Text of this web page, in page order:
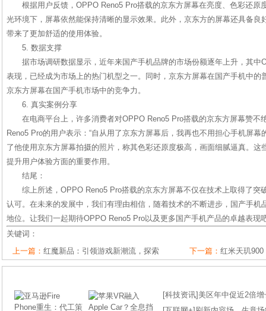
根据用户反馈，OPPO Reno5 Pro搭载的京东方屏幕在亮度、色彩还原
光环境下，屏幕依然能保持清晰的显示效果。此外，京东方的屏幕还具备良
带来了更加舒适的使用体验。
5. 数据支撑
据市场调研数据显示，近年来国产手机品牌的市场份额逐年上升，其中
表现，已经成为市场上的热门机型之一。同时，京东方屏幕在国产手机中的
京东方屏幕在国产手机市场中的竞争力。
6. 真实案例分享
在电商平台上，许多消费者对OPPO Reno5 Pro搭载的京东方屏幕赞不
Reno5 Pro的用户表示：“自从用了京东方屏幕后，我再也不用担心手机屏幕
了他使用京东方屏幕拍摄的照片，称其色彩还原度极高，画面细腻逼真。这
提升用户体验方面的重要作用。
结尾：
综上所述，OPPO Reno5 Pro搭载的京东方屏幕不仅在技术上取得了突
认可。在未来的发展中，我们有理由相信，随着技术的不断进步，国产手机
地位。让我们一起期待OPPO Reno5 Pro以及更多国产手机产品的卓越表现
关键词：
上一篇： 红魔新品：引领游戏新潮流，探索 下一篇： 红米天玑
[科技资讯] 美区年中促近2倍